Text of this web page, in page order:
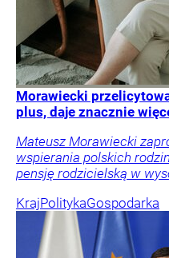
Morawiecki
plus, daje znacznie
Mateusz Morawiecki
wspierania polskich
pensję rodzicielską w
KrajPolitykaGospodarka